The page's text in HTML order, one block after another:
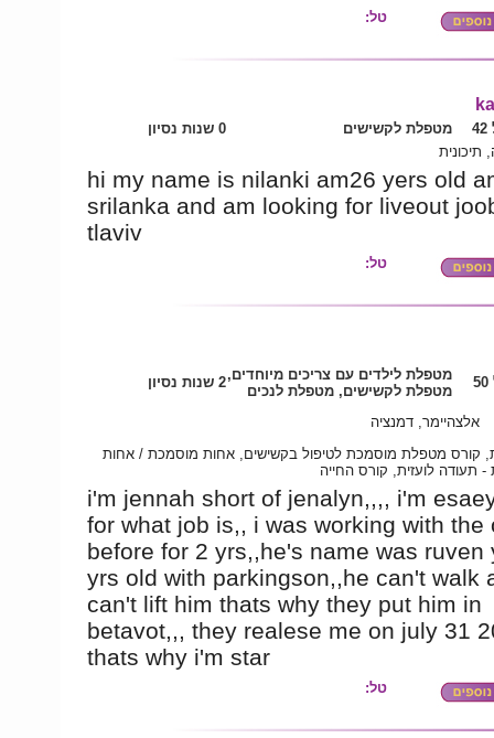
טל:
מטפלת לקשישים
0 שנות נסיון
תיכונית
hi my name is nilanki am26 yers old
srilanka and am looking for liveout
tlaviv
טל:
מטפלת לילדים עם צריכים מיוחדים,
מטפלת לקשישים, מטפלת לנכים
2 שנות נסיון
אלצהיימר, דמנציה
קורס מטפלת מוסמכת לטיפול בקשישים, אחות מוסמכת / אחות
תעודה לועזית, קורס החייה
i'm jennah short of jenalyn,,,, i'm
for what job is,, i was working with the
before for 2 yrs,,he's name was ruven
yrs old with parkingson,,he can't walk
can't lift him thats why they put him in
betavot,,, they realese me on july 31
thats why i'm star
טל: